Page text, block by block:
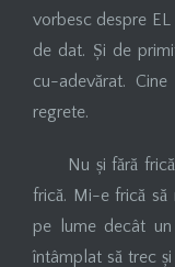
vorbesc despre
de dat. Și de
cu-adevărat.
regrete.
Nu și fără
frică. Mi-e frică să
pe lume decât
întâmplat să trec